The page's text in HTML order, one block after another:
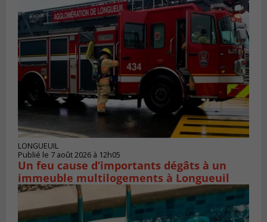
LONGUEUIL
Publié le 7 août 2026 à 12h05
Un feu cause d’importants dégâts à un
immeuble multilogements à Longueuil